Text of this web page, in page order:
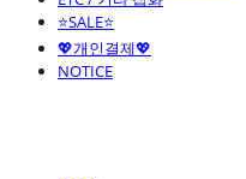
⭐SALE⭐
💖개인결제💖
NOTICE